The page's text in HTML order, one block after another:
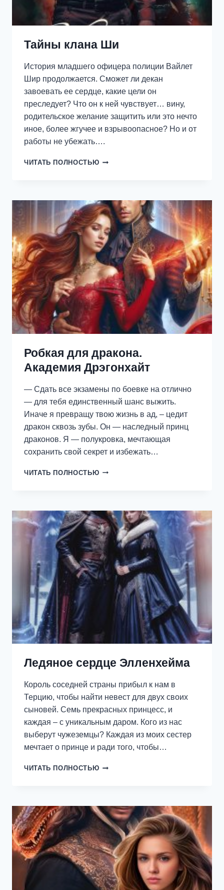
Тайны клана Ши
История младшего офицера полиции Вайлет
Шир продолжается. Сможет ли декан
завоевать ее сердце, какие цели он
преследует? Что он к ней чувствует… вину,
родительское желание защитить или это нечто
иное, более жгучее и взрывоопасное? Но и от
работы не убежать….
ЧИТАТЬ ПОЛНОСТЬЮ ТАЙНЫ
Робкая для дракона.
Академия Дрэгонхайт
— Сдать все экзамены по боевке на отлично
— для тебя единственный шанс выжить.
Иначе я превращу твою жизнь в ад, – цедит
дракон сквозь зубы. Он — наследный принц
драконов. Я — полукровка, мечтающая
сохранить свой секрет и избежать…
ЧИТАТЬ ПОЛНОСТЬЮ РОБКАЯ
ДРЭГОНХАЙТ
Ледяное сердце Элленхейма
Король соседней страны прибыл к нам в
Терцию, чтобы найти невест для двух своих
сыновей. Семь прекрасных принцесс, и
каждая – с уникальным даром. Кого из нас
выберут чужеземцы? Каждая из моих сестер
мечтает о принце и ради того, чтобы…
ЧИТАТЬ ПОЛНОСТЬЮ ЛЕДЯНОЕ